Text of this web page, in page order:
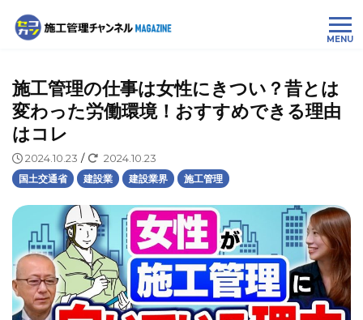
MENU
施工管理の仕事は女性にきつい？昔とは
変わった労働環境！おすすめできる理由
はコレ
2024.10.23 / 2024.10.23
国土交通省 建設業 建設業界 施工管理